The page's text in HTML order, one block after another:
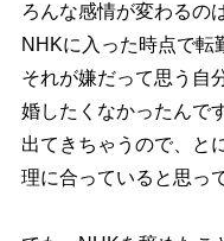
ろんな感情が変わるの
NHKに入った時点で転
それが嫌だって思う自
婚したくなかったんで
出てきちゃうので、と
理に合っていると思っ